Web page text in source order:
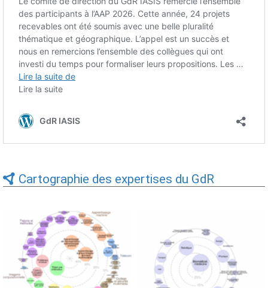
Cartographie des expertises du GdR
Expertises du GdR -
cartographie par Axes -
19/09/2025
Expertises du GdR -
cartographie par mots-clés
applicatifs - 19/09/2025